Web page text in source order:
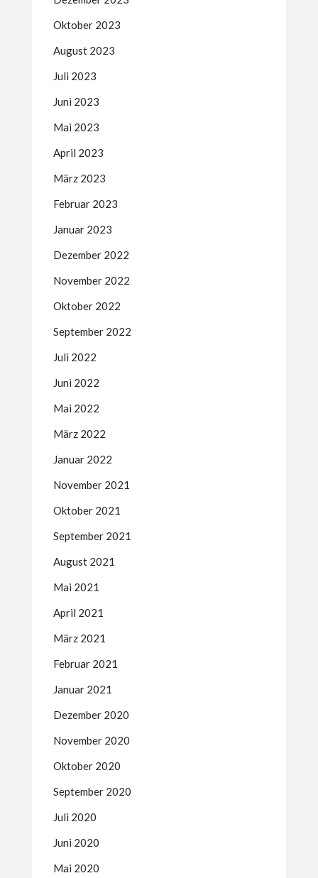
Oktober 2023
August 2023
Juli 2023
Juni 2023
Mai 2023
April 2023
März 2023
Februar 2023
Januar 2023
Dezember 2022
November 2022
Oktober 2022
September 2022
Juli 2022
Juni 2022
Mai 2022
März 2022
Januar 2022
November 2021
Oktober 2021
September 2021
August 2021
Mai 2021
April 2021
März 2021
Februar 2021
Januar 2021
Dezember 2020
November 2020
Oktober 2020
September 2020
Juli 2020
Juni 2020
Mai 2020